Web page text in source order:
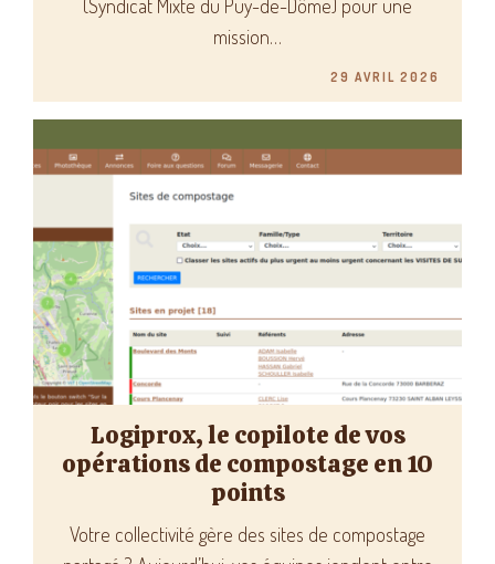
(Syndicat Mixte du Puy-de-Dôme) pour une
mission…
29 AVRIL 2026
Logiprox, le copilote de vos
opérations de compostage en 10
points
Votre collectivité gère des sites de compostage